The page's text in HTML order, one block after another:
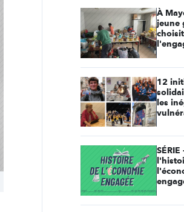
À
jeune
choisit
12
les